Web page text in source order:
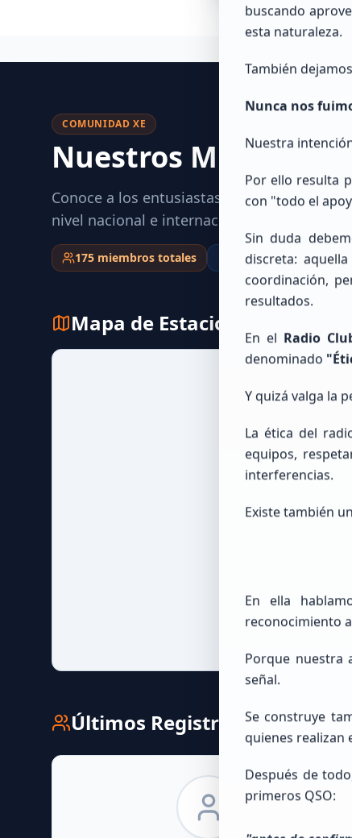
COMUNIDAD XE
Nuestros Miembros
Conoce a los entusiastas que se han unido
nivel nacional e internacional.
175 miembros totales ubicados 175
Mapa de Estaciones
Últimos Registros
buscando
esta naturaleza.
También
Nunca nos
Nuestra
Por ello resulta
con "todo el
Sin duda
discreta:
coordinación,
resultados.
En el Radio
denominado
Y quizá valga la
La ética del
equipos,
interferencias.
Existe también
En ella
reconocimiento
Porque nuestra
señal.
Se construye
quienes realizan
Después de
primeros QSO: